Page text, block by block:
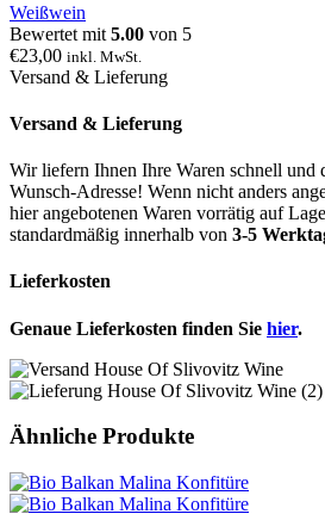
Weißwein
Bewertet mit 5.00 von 5
€23,00 inkl. MwSt.
Versand & Lieferung
Versand & Lieferung
Wir liefern Ihnen Ihre Waren schnell und
Wunsch-Adresse! Wenn nicht anders
hier angebotenen Waren vorrätig auf
standardmäßig innerhalb von 3-5
Lieferkosten
Genaue Lieferkosten finden Sie hier.
Ähnliche Produkte